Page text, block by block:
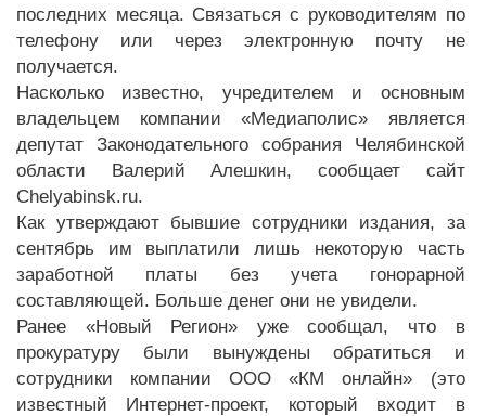
последних месяца. Связаться с руководителям по
телефону или через электронную почту не
получается.
Насколько известно, учредителем и основным
владельцем компании «Медиаполис» является
депутат Законодательного собрания Челябинской
области Валерий Алешкин, сообщает сайт
Chelyabinsk.ru.
Как утверждают бывшие сотрудники издания, за
сентябрь им выплатили лишь некоторую часть
заработной платы без учета гонорарной
составляющей. Больше денег они не увидели.
Ранее «Новый Регион» уже сообщал, что в
прокуратуру были вынуждены обратиться и
сотрудники компании ООО «КМ онлайн» (это
известный Интернет-проект, который входит в